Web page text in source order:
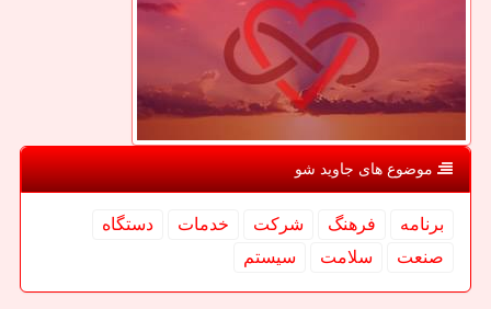
موضوع های جاوید شو
برنامه فرهنگ شركت خدمات
دستگاه
صنعت
سلامت سیستم